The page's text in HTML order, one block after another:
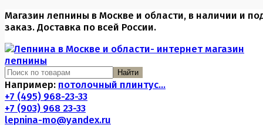
Магазин лепнины в Москве и области, в наличии и
заказ. Доставка по всей России.
Найти
Например: потолочный плинтус...
+7 (495) 968-23-33
+7 (903) 968 23-33
lepnina-mo@yandex.ru